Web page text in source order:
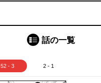
話の一覧
52 - 3 2 - 1